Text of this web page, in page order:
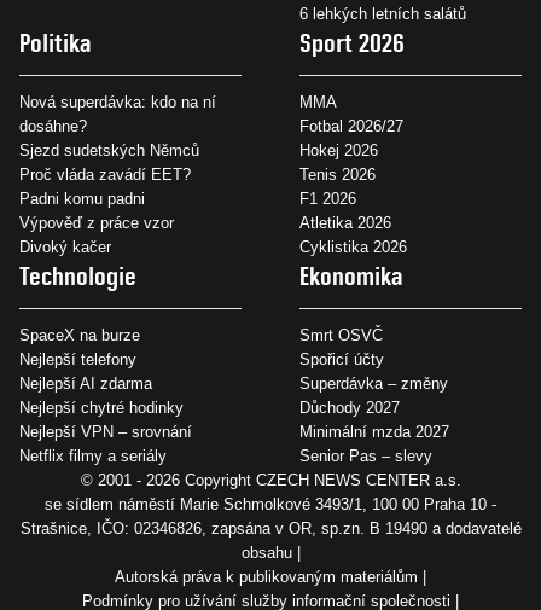
6 lehkých letních salátů
Politika
Nová superdávka: kdo na ní
dosáhne?
Sjezd sudetských Němců
Proč vláda zavádí EET?
Padni komu padni
Výpověď z práce vzor
Divoký kačer
Sport 2026
MMA
Fotbal 2026/27
Hokej 2026
Tenis 2026
F1 2026
Atletika 2026
Cyklistika 2026
Technologie
SpaceX na burze
Nejlepší telefony
Nejlepší AI zdarma
Nejlepší chytré hodinky
Nejlepší VPN – srovnání
Netflix filmy a seriály
Ekonomika
Smrt OSVČ
Spořicí účty
Superdávka – změny
Důchody 2027
Minimální mzda 2027
Senior Pas – slevy
© 2001 - 2026 Copyright CZECH NEWS CENTER a.s.
se sídlem náměstí Marie Schmolkové 3493/1, 100 00 Praha 10 -
Strašnice, IČO: 02346826, zapsána v OR, sp.zn. B 19490 a dodavatelé
obsahu
Autorská práva k publikovaným materiálům
Podmínky pro užívání služby informační společnosti